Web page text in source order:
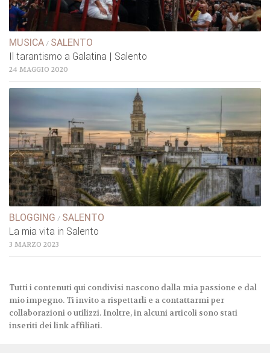
MUSICA / SALENTO
Il tarantismo a Galatina | Salento
24 MAGGIO 2020
BLOGGING / SALENTO
La mia vita in Salento
3 MARZO 2023
Tutti i contenuti qui condivisi nascono dalla mia passione e dal
mio impegno. Ti invito a rispettarli e a contattarmi per
collaborazioni o utilizzi. Inoltre, in alcuni articoli sono stati
inseriti dei link affiliati.